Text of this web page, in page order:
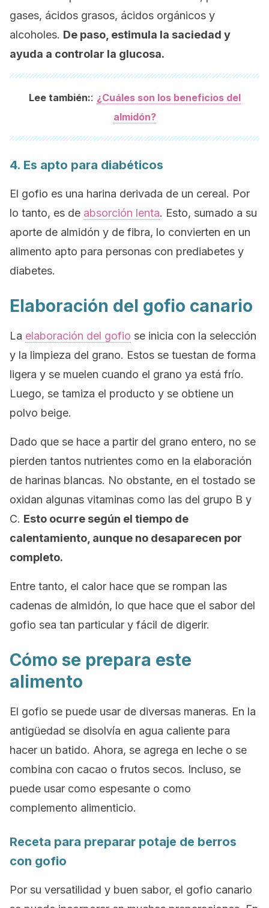
gases, ácidos grasos, ácidos orgánicos y
alcoholes. De paso, estimula la saciedad y
ayuda a controlar la glucosa.
Lee también:: ¿Cuáles son los beneficios del
almidón?
4. Es apto para diabéticos
El gofio es una harina derivada de un cereal. Por
lo tanto, es de absorción lenta. Esto, sumado a su
aporte de almidón y de fibra, lo convierten en un
alimento apto para personas con prediabetes y
diabetes.
Elaboración del gofio canario
La elaboración del gofio se inicia con la selección
y la limpieza del grano. Estos se tuestan de forma
ligera y se muelen cuando el grano ya está frío.
Luego, se tamiza el producto y se obtiene un
polvo beige.
Dado que se hace a partir del grano entero, no se
pierden tantos nutrientes como en la elaboración
de harinas blancas. No obstante, en el tostado se
oxidan algunas vitaminas como las del grupo B y
C. Esto ocurre según el tiempo de
calentamiento, aunque no desaparecen por
completo.
Entre tanto, el calor hace que se rompan las
cadenas de almidón, lo que hace que el sabor del
gofio sea tan particular y fácil de digerir.
Cómo se prepara este
alimento
El gofio se puede usar de diversas maneras. En la
antigüedad se disolvía en agua caliente para
hacer un batido. Ahora, se agrega en leche o se
combina con cacao o frutos secos. Incluso, se
puede usar como espesante o como
complemento alimenticio.
Receta para preparar potaje de berros
con gofio
Por su versatilidad y buen sabor, el gofio canario